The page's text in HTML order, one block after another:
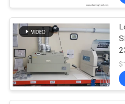
VIDEO
VỀ
CHÚNG
TÔI
Dây
SMT